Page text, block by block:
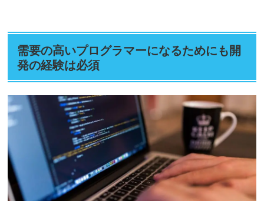
需要の高いプログラマーになるためにも開
発の経験は必須